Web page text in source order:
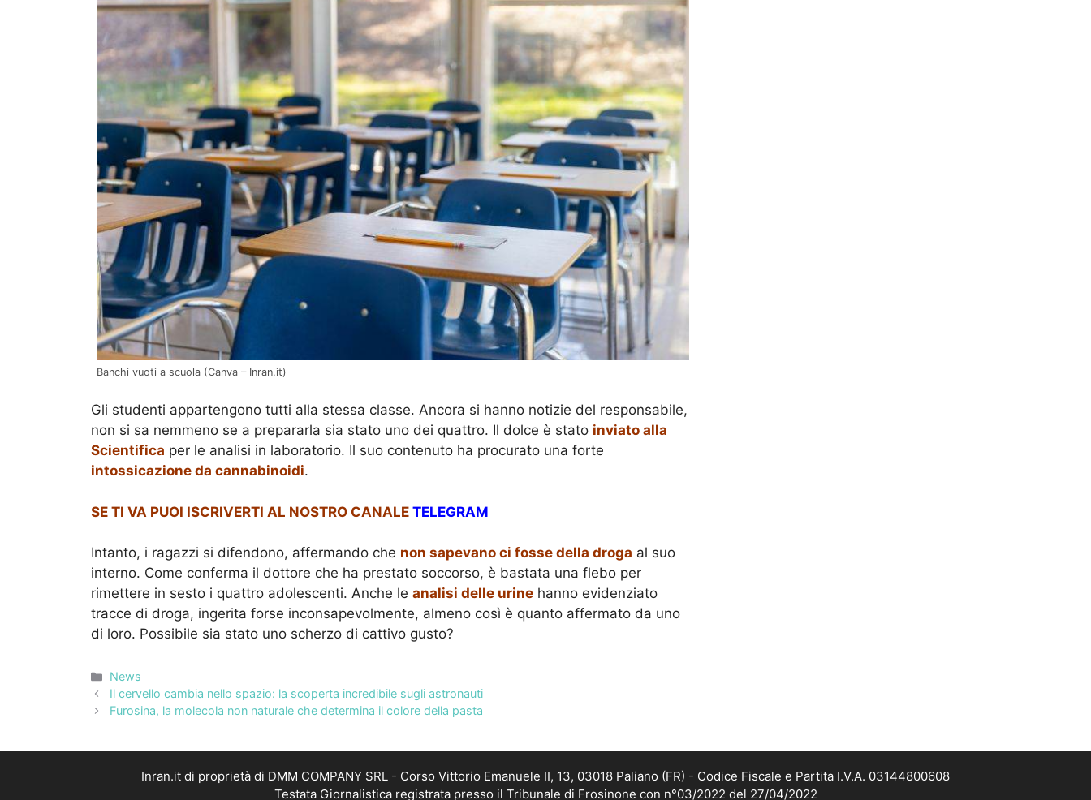
Banchi vuoti a scuola (Canva – Inran.it)
Gli studenti appartengono tutti alla stessa classe. Ancora si hanno notizie del responsabile,
non si sa nemmeno se a prepararla sia stato uno dei quattro. Il dolce è stato inviato alla
Scientifica per le analisi in laboratorio. Il suo contenuto ha procurato una forte
intossicazione da cannabinoidi.
SE TI VA PUOI ISCRIVERTI AL NOSTRO CANALE TELEGRAM
Intanto, i ragazzi si difendono, affermando che non sapevano ci fosse della droga al suo
interno. Come conferma il dottore che ha prestato soccorso, è bastata una flebo per
rimettere in sesto i quattro adolescenti. Anche le analisi delle urine hanno evidenziato
tracce di droga, ingerita forse inconsapevolmente, almeno così è quanto affermato da uno
di loro. Possibile sia stato uno scherzo di cattivo gusto?
Categorie
News
Il cervello cambia nello spazio: la scoperta incredibile sugli astronauti
Furosina, la molecola non naturale che determina il colore della pasta
Inran.it di proprietà di DMM COMPANY SRL - Corso Vittorio Emanuele II, 13, 03018 Paliano (FR) - Codice Fiscale e Partita I.V.A. 03144800608
Testata Giornalistica registrata presso il Tribunale di Frosinone con n°03/2022 del 27/04/2022